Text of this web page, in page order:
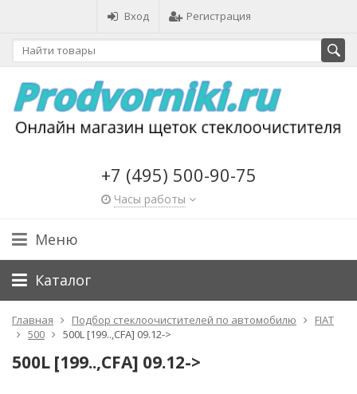
Вход Регистрация
+7 (495) 500-90-75
Часы работы
Меню
Каталог
Главная Подбор стеклоочистителей по автомобилю
FIAT
500
500L [199..,CFA] 09.12->
500L [199..,CFA] 09.12->